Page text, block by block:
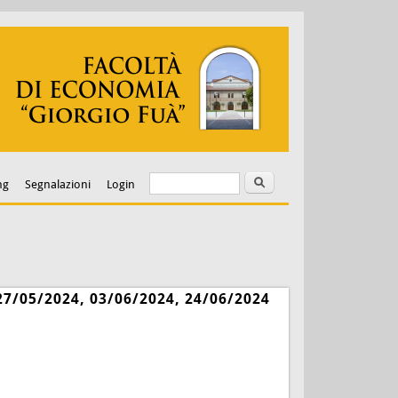
Segnalazioni Login Form di ricerca
Cerca
05/2024, 03/06/2024, 24/06/2024